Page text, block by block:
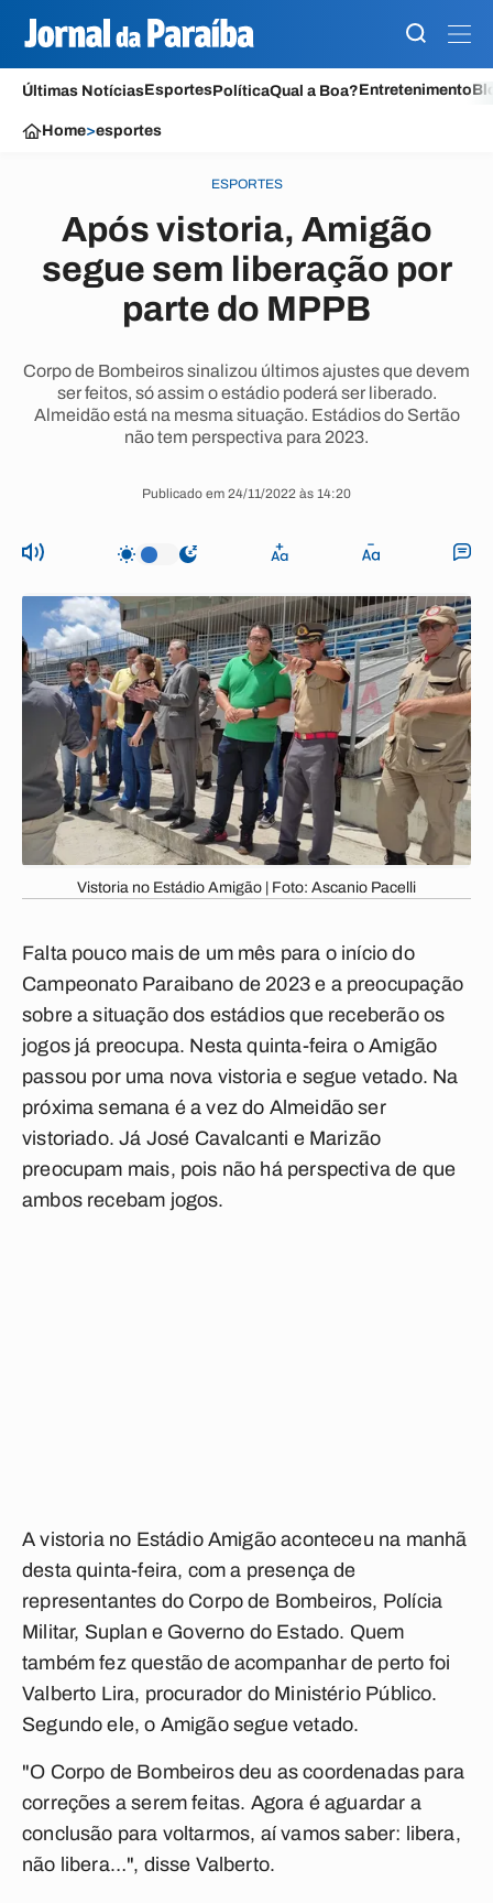
Últimas NotíciasEsportesPolíticaQual a Boa?Entretenimento
Home>esportes
ESPORTES
Após vistoria, Amigão
segue sem liberação por
parte do MPPB
Corpo de Bombeiros sinalizou últimos ajustes que devem
ser feitos, só assim o estádio poderá ser liberado.
Almeidão está na mesma situação. Estádios do Sertão
não tem perspectiva para 2023.
Publicado em 24/11/2022 às 14:20
Vistoria no Estádio Amigão | Foto: Ascanio Pacelli
Falta pouco mais de um mês para o início do
Campeonato Paraibano de 2023 e a preocupação
sobre a situação dos estádios que receberão os
jogos já preocupa. Nesta quinta-feira o Amigão
passou por uma nova vistoria e segue vetado. Na
próxima semana é a vez do Almeidão ser
vistoriado. Já José Cavalcanti e Marizão
preocupam mais, pois não há perspectiva de que
ambos recebam jogos.
A vistoria no Estádio Amigão aconteceu na manhã
desta quinta-feira, com a presença de
representantes do Corpo de Bombeiros, Polícia
Militar, Suplan e Governo do Estado. Quem
também fez questão de acompanhar de perto foi
Valberto Lira, procurador do Ministério Público.
Segundo ele, o Amigão segue vetado.
"O Corpo de Bombeiros deu as coordenadas para
correções a serem feitas. Agora é aguardar a
conclusão para voltarmos, aí vamos saber: libera,
não libera…", disse Valberto.